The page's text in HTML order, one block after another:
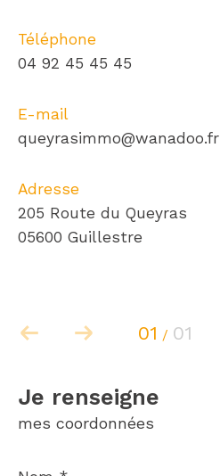
Téléphone
04 92 45 45 45
E-mail
queyrasimmo@wanadoo.fr
Adresse
205 Route du Queyras
05600 Guillestre
01 / 01
je renseigne
mes coordonnées